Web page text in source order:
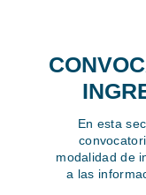
En esta
modalidad de
a las